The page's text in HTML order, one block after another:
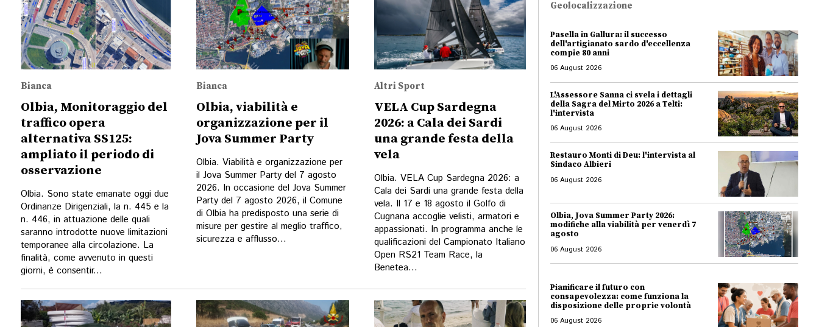
Bianca
Olbia, Monitoraggio del
traffico opera
alternativa SS125:
ampliato il periodo di
osservazione
Olbia. Sono state emanate oggi due
Ordinanze Dirigenziali, la n. 445 e la
n. 446, in attuazione delle quali
saranno introdotte nuove limitazioni
temporanee alla circolazione. La
finalità, come avvenuto in questi
giorni, è consentir...
Bianca
Olbia, viabilità e
organizzazione per il
Jova Summer Party
Olbia. Viabilità e organizzazione per
il Jova Summer Party del 7 agosto
2026. In occasione del Jova Summer
Party del 7 agosto 2026, il Comune
di Olbia ha predisposto una serie di
misure per gestire al meglio traffico,
sicurezza e afflusso...
Altri Sport
VELA Cup Sardegna
2026: a Cala dei Sardi
una grande festa della
vela
Olbia. VELA Cup Sardegna 2026: a
Cala dei Sardi una grande festa della
vela. Il 17 e 18 agosto il Golfo di
Cugnana accoglie velisti, armatori e
appassionati. In programma anche le
qualificazioni del Campionato Italiano
Open RS21 Team Race, la
Benetea...
Geolocalizzazione
Pasella in Gallura: il successo
dell'artigianato sardo d'eccellenza
compie 80 anni
06 August 2026
L'Assessore Sanna ci svela i dettagli
della Sagra del Mirto 2026 a Telti:
l'intervista
06 August 2026
Restauro Monti di Deu: l'intervista al
Sindaco Albieri
06 August 2026
Olbia, Jova Summer Party 2026:
modifiche alla viabilità per venerdì 7
agosto
06 August 2026
Pianificare il futuro con
consapevolezza: come funziona la
disposizione delle proprie volontà
06 August 2026